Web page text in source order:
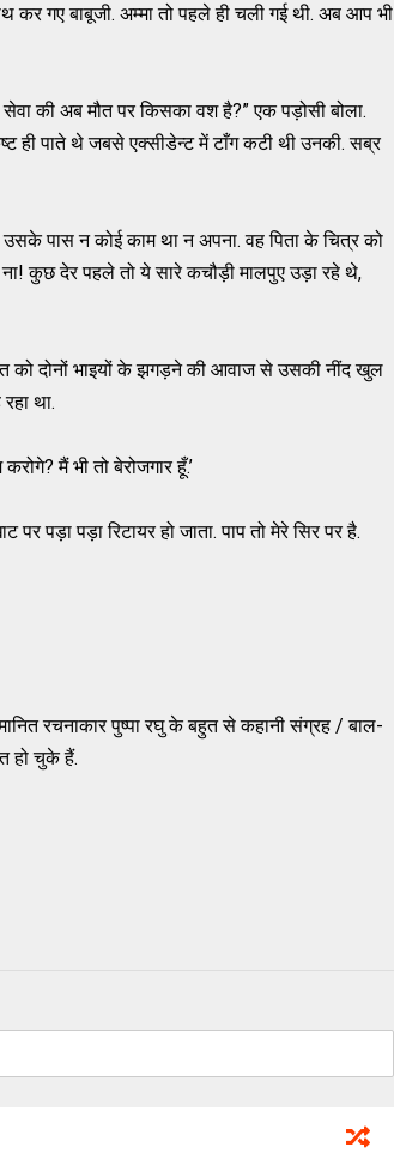
कर गए बाबूजी. अम्मा तो पहले ही चली गई थी. अब आप भी
सेवा की अब मौत पर किसका वश है?” एक पड़ोसी बोला.
ही पाते थे जबसे एक्सीडेन्ट में टाँग कटी थी उनकी. सब्र
उसके पास न कोई काम था न अपना. वह पिता के चित्र को
कुछ देर पहले तो ये सारे कचौड़ी मालपुए उड़ा रहे थे,
को दोनों भाइयों के झगड़ने की आवाज से उसकी नींद खुल
था.
मैं भी तो बेरोजगार हूँ.’
पड़ा पड़ा रिटायर हो जाता. पाप तो मेरे सिर पर है.
रचनाकार पुष्पा रघु के बहुत से कहानी संग्रह / बाल-
हो चुके हैं.